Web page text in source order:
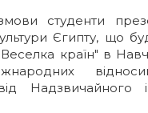
студенти
Єгипту, що
країн" в
Надзвичайного